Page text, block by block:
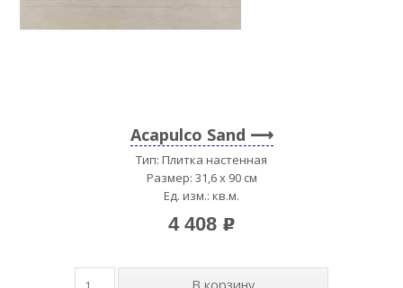
Acapulco Sand
Тип: Плитка настенная
Размер: 31,6 x 90 см
Ед. изм.: кв.м.
4 408 p